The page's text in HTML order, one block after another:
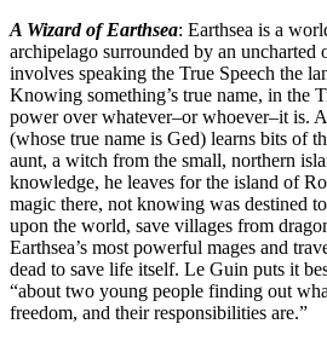
A Wizard of Earthsea: Earthsea is a
archipelago surrounded by an uncharted
involves speaking the True Speech the
Knowing something’s true name, in the
power over whatever–or whoever–it is.
(whose true name is Ged) learns bits of
aunt, a witch from the small, northern
knowledge, he leaves for the island of
magic there, not knowing was destined
upon the world, save villages from
Earthsea’s most powerful mages and
dead to save life itself. Le Guin puts it
“about two young people finding out
freedom, and their responsibilities are.”